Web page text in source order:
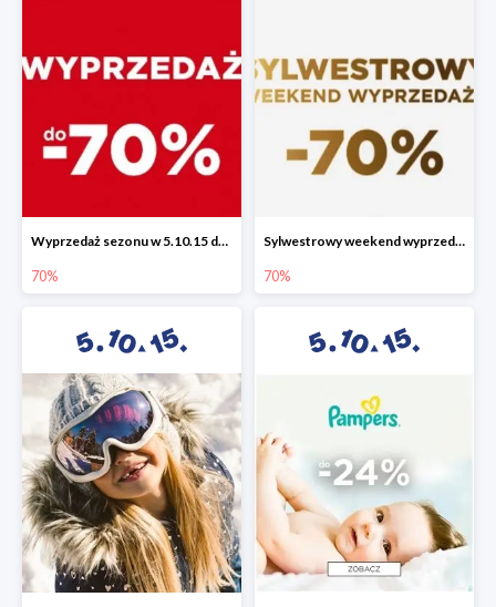
Wyprzedaż sezonu w 5.10.15 do -70%
70%
Sylwestrowy weekend wyprzedaży do -70%
70%